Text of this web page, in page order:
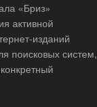
«Бриз»
активной
изданий
поисковых систем,